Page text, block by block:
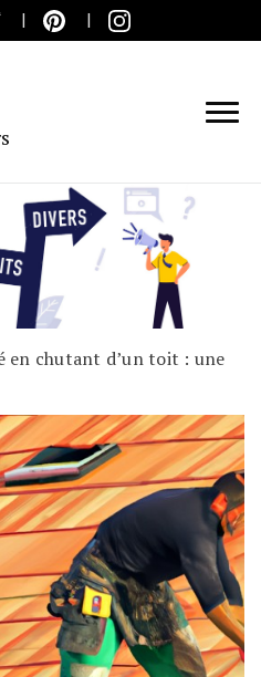
en chutant d’un toit : une